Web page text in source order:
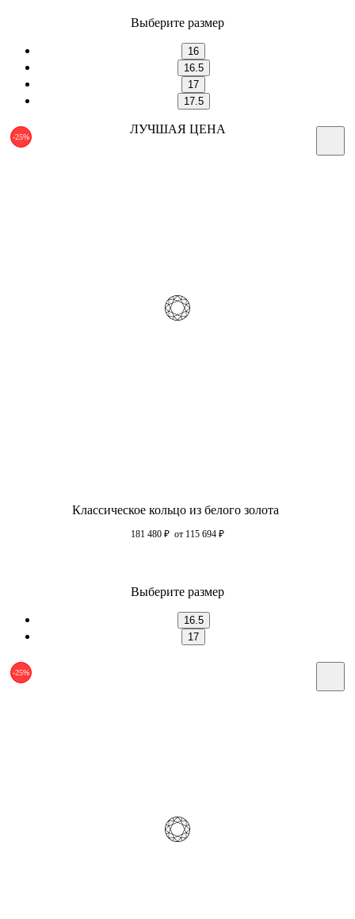
Выберите размер
16
16.5
17
17.5
-25%
ЛУЧШАЯ ЦЕНА
Классическое кольцо из белого золота
181 480 ₽ от 115 694 ₽
Выберите размер
16.5
17
-25%